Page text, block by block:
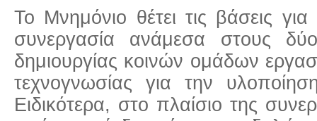
Το Μνημόνιο θέτει τις βάσεις
συνεργασία ανάμεσα στους
δημιουργίας κοινών ομάδων
τεχνογνωσίας για την
Ειδικότερα, στο πλαίσιο της